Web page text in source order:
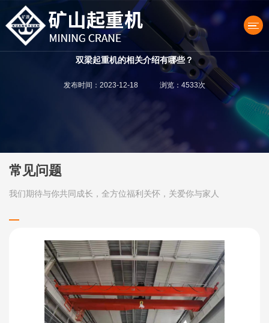
产品中心
关于我们
双梁起重机的相关介绍有哪些？
发布时间：2023-12-18 浏览：4533次
常见问题
我们期待与你共同成长，全方位福利关怀，关爱你与家人